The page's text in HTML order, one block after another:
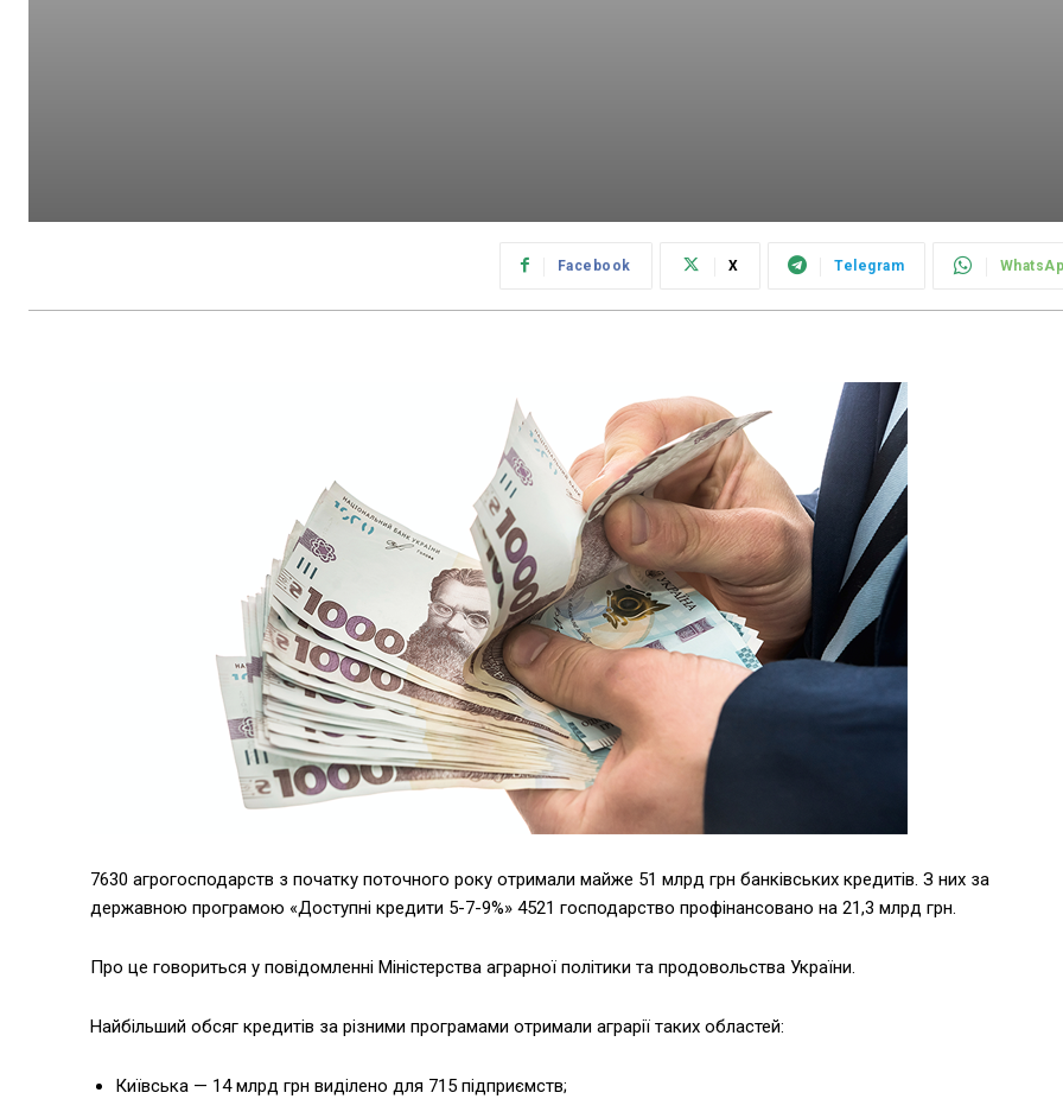
Facebook X Telegram
7630 агрогосподарств з початку поточного року отримали майже 51 млрд грн банківських кредитів. З них за
державною програмою «Доступні кредити 5-7-9%» 4521 господарство профінансовано на 21,3 млрд грн.
Про це говориться у повідомленні Міністерства аграрної політики та продовольства України.
Найбільший обсяг кредитів за різними програмами отримали аграрії таких областей:
Київська — 14 млрд грн виділено для 715 підприємств;